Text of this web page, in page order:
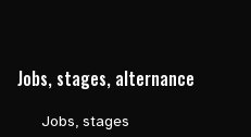
Jobs, stages, alternance
Jobs, stages